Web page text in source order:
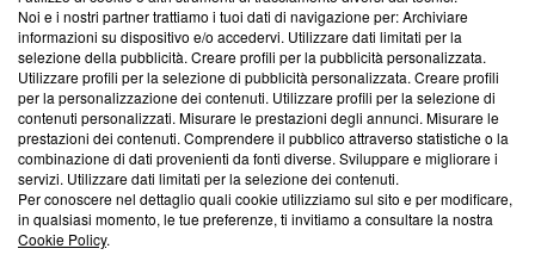
Corporate
Redazione
Informativa Privacy
Cookie Policy
Blasting SA, IDI CHE-247.845.224, Via Carlo Frasca, 3 - 6900
Lugano (Svizzera) Tel:+39 0690258937
Noi e i nostri partner trattiamo i tuoi dati di navigazione per: Archiviare
informazioni su dispositivo e/o accedervi. Utilizzare dati limitati per la
selezione della pubblicità. Creare profili per la pubblicità personalizzata.
Utilizzare profili per la selezione di pubblicità personalizzata. Creare profili
per la personalizzazione dei contenuti. Utilizzare profili per la selezione di
contenuti personalizzati. Misurare le prestazioni degli annunci. Misurare le
prestazioni dei contenuti. Comprendere il pubblico attraverso statistiche o la
combinazione di dati provenienti da fonti diverse. Sviluppare e migliorare i
servizi. Utilizzare dati limitati per la selezione dei contenuti.
Per conoscere nel dettaglio quali cookie utilizziamo sul sito e per modificare,
in qualsiasi momento, le tue preferenze, ti invitiamo a consultare la nostra
Cookie Policy.